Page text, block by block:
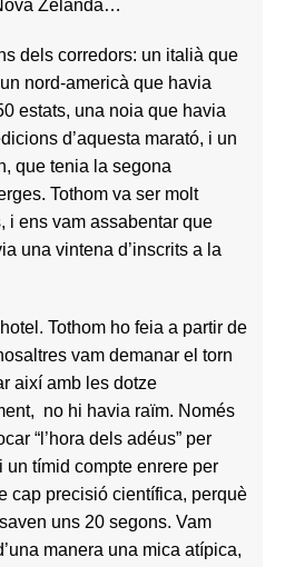
Zelanda…
dels corredors: un italià que
nord-americà que havia
estats, una noia que havia
d’aquesta marató, i un
que tenia la segona
Tothom va ser molt
i ens vam assabentar que
una vintena d’inscrits a la
Tothom ho feia a partir de
vam demanar el torn
així amb les dotze
no hi havia raïm. Només
“l’hora dels adéus” per
un tímid compte enrere per
cap precisió científica, perquè
uns 20 segons. Vam
manera una mica atípica,